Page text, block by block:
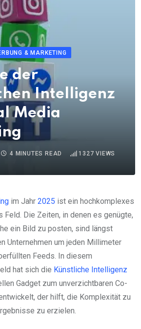
& MARKETING
der
Intelligenz
Media
4 MINUTES READ 1327 VIEWS
im Jahr 2025 ist ein hochkomplexes
Feld. Die Zeiten, in denen es genügte,
ein Bild zu posten, sind längst
Unternehmen um jeden Millimeter
Feeds. In diesem
hat sich die Künstliche Intelligenz
Gadget zum unverzichtbaren Co-
der hilft, die Komplexität zu
zu erzielen.